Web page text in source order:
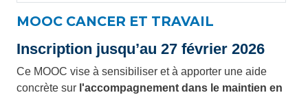
MOOC CANCER ET TRAVAIL
Inscription jusqu’au 27 février 2026
Ce MOOC vise à sensibiliser et à apporter une aide
concrète sur l'accompagnement dans le maintien en